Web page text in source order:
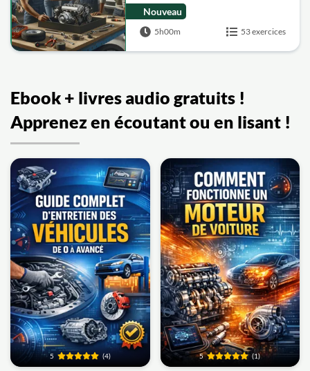
Nouveau
5h00m 53 exercices
Ebook + livres audio gratuits !
Apprenez en écoutant ou en lisant !
5 (4) 5 (1)